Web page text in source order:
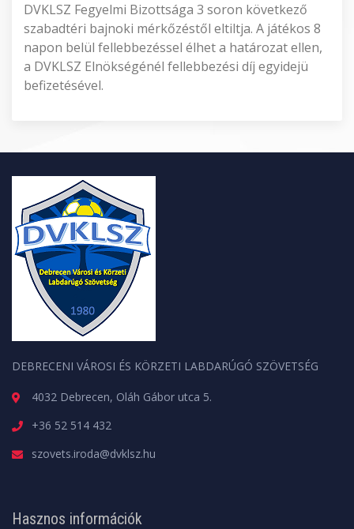
DVKLSZ Fegyelmi Bizottsága 3 soron következő
szabadtéri bajnoki mérkőzéstől eltiltja. A játékos 8
napon belül fellebbezéssel élhet a határozat ellen,
a DVKLSZ Elnökségénél fellebbezési díj egyidejü
befizetésével.
DEBRECENI VÁROSI ÉS KÖRZETI LABDARÚGÓ SZÖVETSÉG
4032 Debrecen, Oláh Gábor utca 5.
+36 52 514 432
szovets.iroda@dvklsz.hu
Hasznos információk